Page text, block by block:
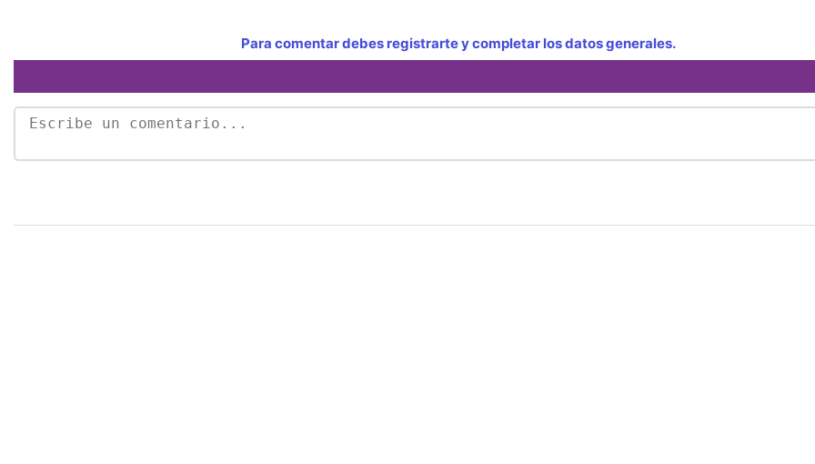
Para comentar debes registrarte y completar los datos generales.